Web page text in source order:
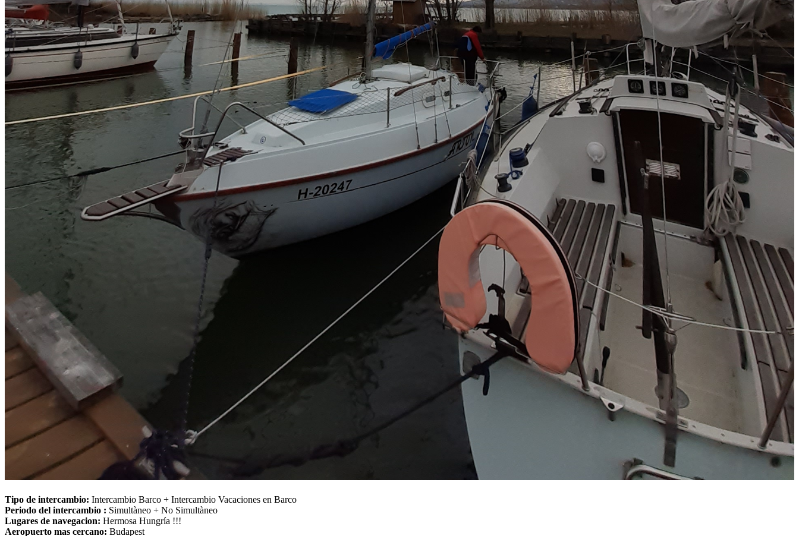
Tipo de intercambio: Intercambio Barco + Intercambio Vacaciones en Barco
Periodo del intercambio : Simultàneo + No Simultàneo
Lugares de navegacion: Hermosa Hungría !!!
Aeropuerto mas cercano: Budapest